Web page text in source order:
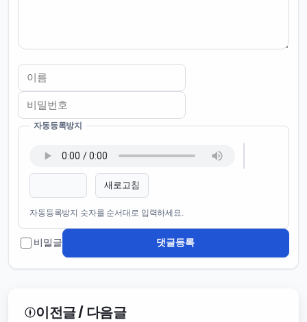
필수
비밀번호 필수
자동등록방지
새로고침
자동등록방지 숫자를 순서대로 입력하세요.
비밀글 댓글등록
이전글 / 다음글